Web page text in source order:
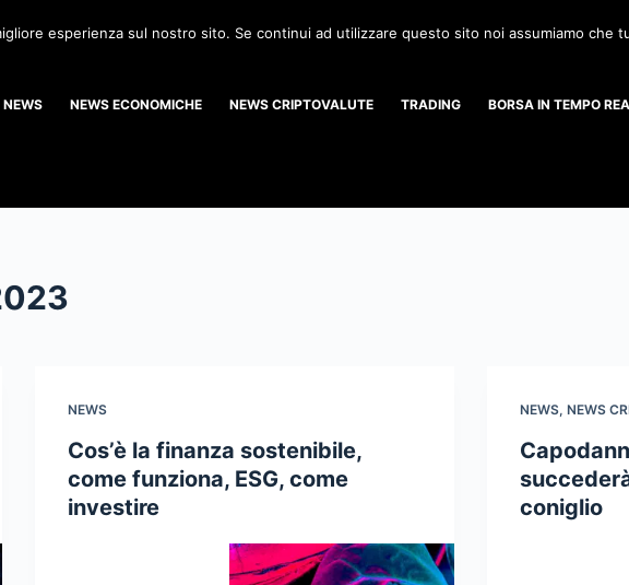
NEWS NEWS ECONOMICHE NEWS CRIPTOVALUTE TRADING BORSA IN TEMPO
NEWS
Cos’è la finanza sostenibile,
come funziona, ESG, come
investire
NEWS, NEWS
coniglio
esperienza sul nostro sito. Se continui ad utilizzare questo sito noi assumiamo che